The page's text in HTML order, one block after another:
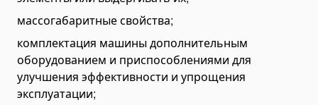
Навесные бетоносмесители
Дисковые пилы
Отбойные молотки (коперы)
Оборудование для заготовки силоса
Отвалы для зерна и силоса
массогабаритные свойства;
комплектация машины дополнительным
оборудованием и приспособлениями для
улучшения эффективности и упрощения
эксплуатации;